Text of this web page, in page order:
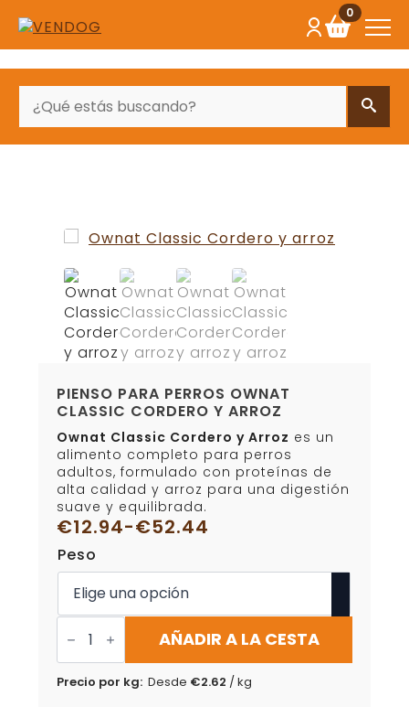
0
PIENSO PARA PERROS OWNAT
CLASSIC CORDERO Y ARROZ
Ownat Classic Cordero y Arroz es un
alimento completo para perros
adultos, formulado con proteínas de
alta calidad y arroz para una digestión
suave y equilibrada.
€12.94-€52.44
Rango
de
precios:
desde
€12.94
hasta
€52.44
Peso
Pienso
para
perros
Ownat
Classic
Cordero
AÑADIR A LA CESTA
Precio por kg: Desde €2.62 / kg